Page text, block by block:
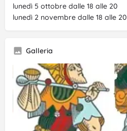
lunedì 5 ottobre dalle 18 alle 20
lunedì 2 novembre dalle 18 alle 20
Galleria